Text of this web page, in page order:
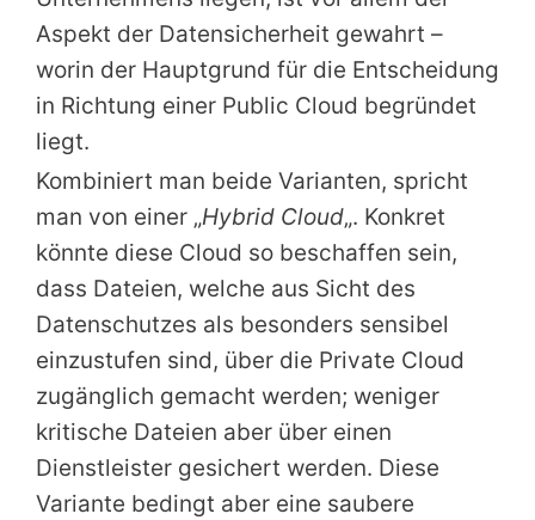
Aspekt der Datensicherheit gewahrt –
worin der Hauptgrund für die Entscheidung
in Richtung einer Public Cloud begründet
liegt.
Kombiniert man beide Varianten, spricht
man von einer „Hybrid Cloud„. Konkret
könnte diese Cloud so beschaffen sein,
dass Dateien, welche aus Sicht des
Datenschutzes als besonders sensibel
einzustufen sind, über die Private Cloud
zugänglich gemacht werden; weniger
kritische Dateien aber über einen
Dienstleister gesichert werden. Diese
Variante bedingt aber eine saubere